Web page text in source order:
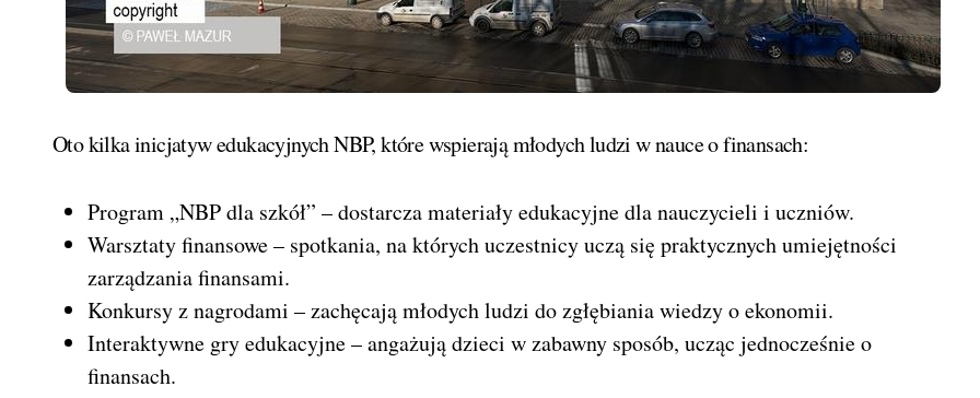
Oto kilka inicjatyw edukacyjnych NBP, które wspierają młodych ludzi w nauce o finansach:
Program „NBP dla szkół” – dostarcza materiały edukacyjne dla nauczycieli i uczniów.
Warsztaty finansowe – spotkania, na których uczestnicy uczą się praktycznych umiejętności
zarządzania finansami.
Konkursy z nagrodami – zachęcają młodych ludzi do zgłębiania wiedzy o ekonomii.
Interaktywne gry edukacyjne – angażują dzieci w zabawny sposób, ucząc jednocześnie o
finansach.